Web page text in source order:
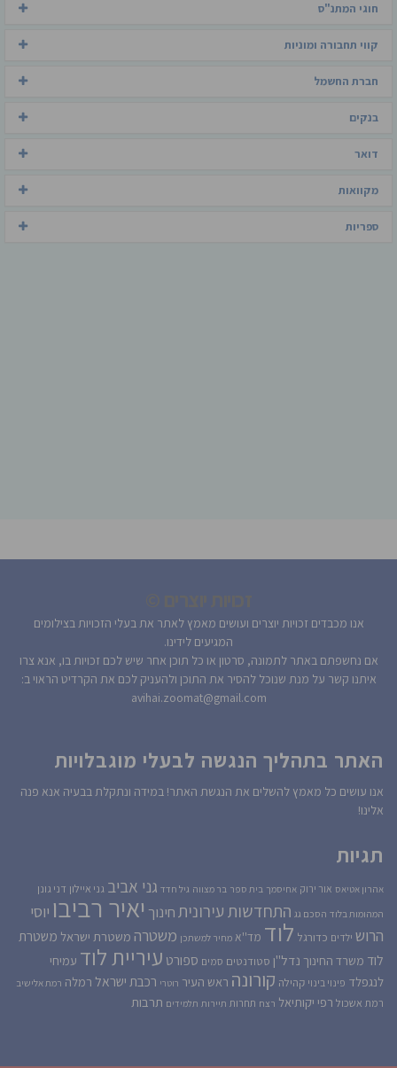
חוגי המתנ"ס
קווי תחבורה ומוניות
חברת החשמל
בנקים
דואר
מקוואות
ספריות
אנו מכבדים זכויות יוצרים ועושים מאמץ לאתר את בעלי הזכויות בצילומים
המגיעים לידינו.
אם נחשפתם באתר לתמונה, סרטון או כל תוכן אחר שיש לכם זכויות בו, אנא צרו
איתנו קשר על מנת שנוכל להסיר את התוכן ולהעניק לכם את הקרדיט הראוי ב:
avihai.zoomat@gmail.com
האתר בתהליך הנגשה לבעלי מוגבלויות
אנו עושים כל מאמץ להשלים את הנגשת האתר! במידה ונתקלת בבעיה אנא פנה
אלינו!
תגיות
אהרון אטיאס אור ירוק אחיסמך בית ספר בר מצווה גיל חדד גני אביב גני איילון דני גונן
המהומות בלוד הסכם גג התחדשות עירוניתחינוך יאיר רביבו יוסי
הרוש ילדים כדורגל לוד מד''א מחיר למשתכן משטרה משטרת ישראל משטרת
לוד משרד החינוך נדל''ן סטודנטים סמים ספורט עיריית לוד עמיחי
לנגפלד פינוי בינוי קהילה קורונה ראש העיר רוטרי רכבת ישראל רמלה רמת אלישיב
רמת אשכול רפי יקותיאל רצח תחרות תיירות תלמידים תרבות